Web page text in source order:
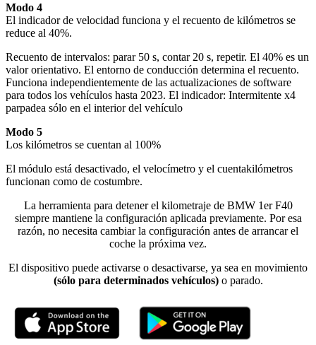
Modo 4
El indicador de velocidad funciona y el recuento de kilómetros se
reduce al 40%.
Recuento de intervalos: parar 50 s, contar 20 s, repetir. El 40% es un
valor orientativo. El entorno de conducción determina el recuento.
Funciona independientemente de las actualizaciones de software
para todos los vehículos hasta 2023. El indicador: Intermitente x4
parpadea sólo en el interior del vehículo
Modo 5
Los kilómetros se cuentan al 100%
El módulo está desactivado, el velocímetro y el cuentakilómetros
funcionan como de costumbre.
La herramienta para detener el kilometraje de BMW 1er F40
siempre mantiene la configuración aplicada previamente. Por esa
razón, no necesita cambiar la configuración antes de arrancar el
coche la próxima vez.
El dispositivo puede activarse o desactivarse, ya sea en movimiento
(sólo para determinados vehículos)o parado.